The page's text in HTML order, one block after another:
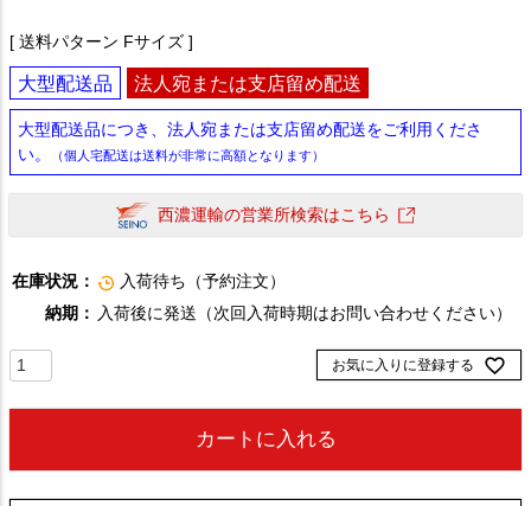
送料パターン Fサイズ
大型配送品 法人宛または支店留め配送
大型配送品につき、法人宛または支店留め配送をご利用くださ
い。
（個人宅配送は送料が非常に高額となります）
西濃運輸の営業所検索はこちら
在庫状況：
入荷待ち（予約注文）
納期： 入荷後に発送（次回入荷時期はお問い合わせください）
お気に入りに登録する
カートに入れる